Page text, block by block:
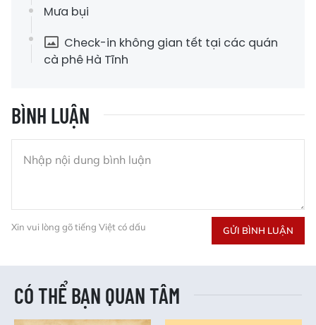
Mưa bụi
Check-in không gian tết tại các quán
cà phê Hà Tĩnh
BÌNH LUẬN
Xin vui lòng gõ tiếng Việt có dấu GỬI BÌNH LUẬN
CÓ THỂ BẠN QUAN TÂM